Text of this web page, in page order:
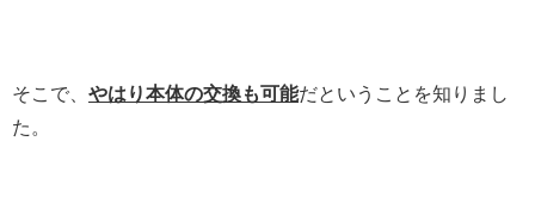
そこで、 やはり本体の交換も可能だということを知りまし
た。